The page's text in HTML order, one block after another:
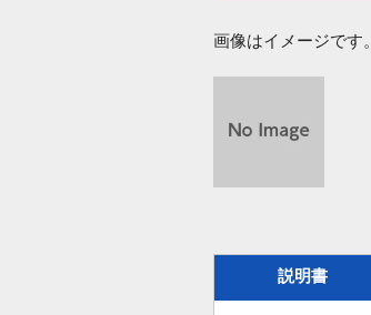
画像はイメージです
説明書